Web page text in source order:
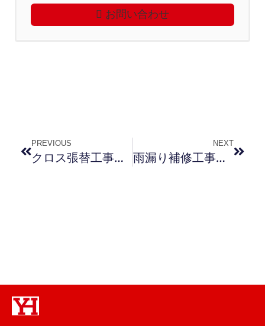
お問い合わせ
PREVIOUS
クロス張替工事［山口県下松市］
NEXT
雨漏り補修工事［山口県防府市］